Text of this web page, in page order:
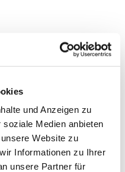
und Anzeigen zu
Medien anbieten
Website zu
Informationen zu Ihrer
unsere Partner für